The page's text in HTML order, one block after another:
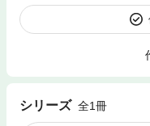
シリーズ 全1冊